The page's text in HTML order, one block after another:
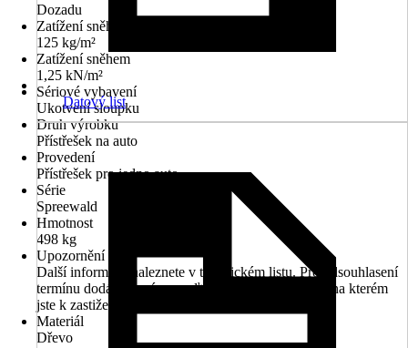
Dozadu
Zatížení sněhem
125 kg/m²
Zatížení sněhem
1,25 kN/m²
Sériové vybavení
Ukotvení sloupku
Druh výrobku
Přístřešek na auto
Provedení
Přístřešek pro jedno auto
Série
Spreewald
Hmotnost
498 kg
Upozornění
Další informace naleznete v technickém listu. Pro odsouhlasení
termínu dodání prosím uveďte Vaše telefonní číslo, na kterém
jste k zastižení v průběhu dne.
Materiál
Dřevo
Datový list